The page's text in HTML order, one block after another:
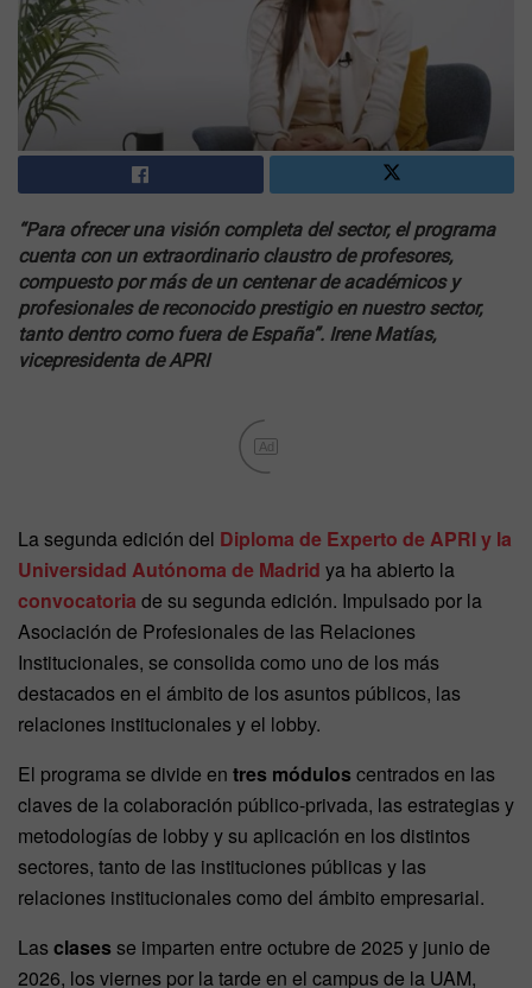
“Para ofrecer una visión completa del sector, el programa
cuenta con un extraordinario claustro de profesores,
compuesto por más de un centenar de académicos y
profesionales de reconocido prestigio en nuestro sector,
tanto dentro como fuera de España”. Irene Matías,
vicepresidenta de APRI
Ad
La segunda edición del Diploma de Experto de APRI y la
Universidad Autónoma de Madrid ya ha abierto la
convocatoria de su segunda edición. Impulsado por la
Asociación de Profesionales de las Relaciones
Institucionales, se consolida como uno de los más
destacados en el ámbito de los asuntos públicos, las
relaciones institucionales y el lobby.
El programa se divide en tres módulos centrados en las
claves de la colaboración público-privada, las estrategias y
metodologías de lobby y su aplicación en los distintos
sectores, tanto de las instituciones públicas y las
relaciones institucionales como del ámbito empresarial.
Lasclases se imparten entre octubre de 2025 y junio de
2026, los viernes por la tarde en el campus de la UAM,